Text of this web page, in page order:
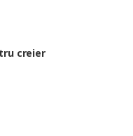
creier